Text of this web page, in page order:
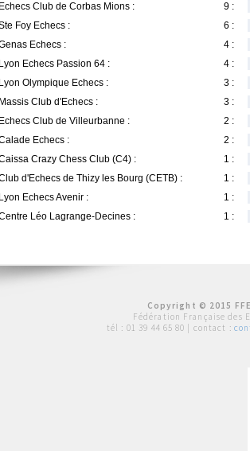
Echecs Club de Corbas Mions :
9 :
Foy Echecs :
6 :
Echecs :
4 :
Lyon Echecs Passion 64 :
4 :
Lyon Olympique Echecs :
3 :
Massis Club d'Echecs :
3 :
Echecs Club de Villeurbanne :
2 :
Echecs :
2 :
Crazy Chess Club (C4) :
1 :
d'Echecs de Thizy les Bourg (CETB) :
1 :
Lyon Echecs Avenir :
1 :
Léo Lagrange-Decines :
1 :
Copyright © 2015
Fédération Française des
tél : 01 39 44 65 80 | contact :